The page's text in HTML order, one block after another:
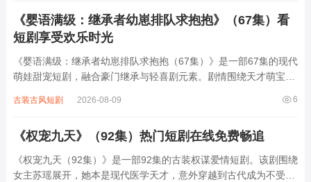
《婴语满级：继承者幼崽排队求抱抱》（67集）看
短剧享受欢乐时光
《婴语满级：继承者幼崽排队求抱抱（67集）》是一部67集的现代
萌娃甜宠短剧，融合豪门继承与轻喜剧元素。剧情围绕天才萌宝团
却凭借“婴语满级”的特殊能力——能精准解读婴儿需求并操控大人
6
古装古风短剧 2026-08-09
《权宠九天》（92集）热门短剧在线免费畅追
《权宠九天（92集）》是一部92集的古装权谋爱情短剧。该剧围绕
女主苏瑶展开，她本是现代医学天才，意外穿越到古代成为不受宠